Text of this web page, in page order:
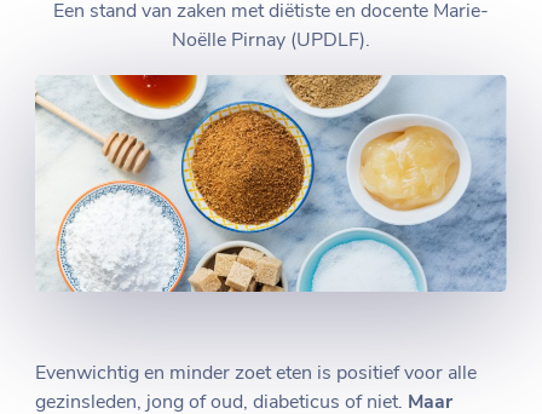
Een stand van zaken met diëtiste en docente Marie-
Noëlle Pirnay (UPDLF).
Evenwichtig en minder zoet eten is positief voor alle
gezinsleden, jong of oud, diabeticus of niet. Maar